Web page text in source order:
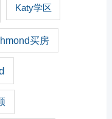
Katy学区
买房